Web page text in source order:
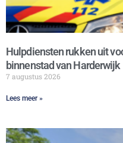
Hulpdiensten rukken uit
binnenstad van Harderwijk
7 augustus 2026
Lees meer »